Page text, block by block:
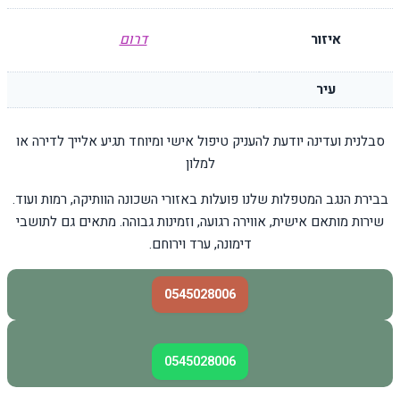
איזור דרום
עיר
סבלנית ועדינה יודעת להעניק טיפול אישי ומיוחד תגיע אלייך לדירה או
למלון
בבירת הנגב המטפלות שלנו פועלות באזורי השכונה הוותיקה, רמות ועוד.
שירות מותאם אישית, אווירה רגועה, וזמינות גבוהה. מתאים גם לתושבי
דימונה, ערד וירוחם.
0545028006
0545028006